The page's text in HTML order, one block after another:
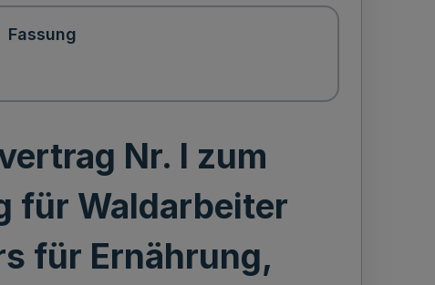
Fassung
Nr. l zum
für Waldarbeiter
für Ernährung,